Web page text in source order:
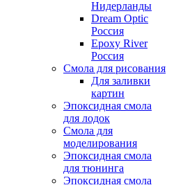
Нидерланды
Dream Optic
Россия
Epoxy River
Россия
Смола для рисования
Для заливки
картин
Эпоксидная смола
для лодок
Смола для
моделирования
Эпоксидная смола
для тюнинга
Эпоксидная смола